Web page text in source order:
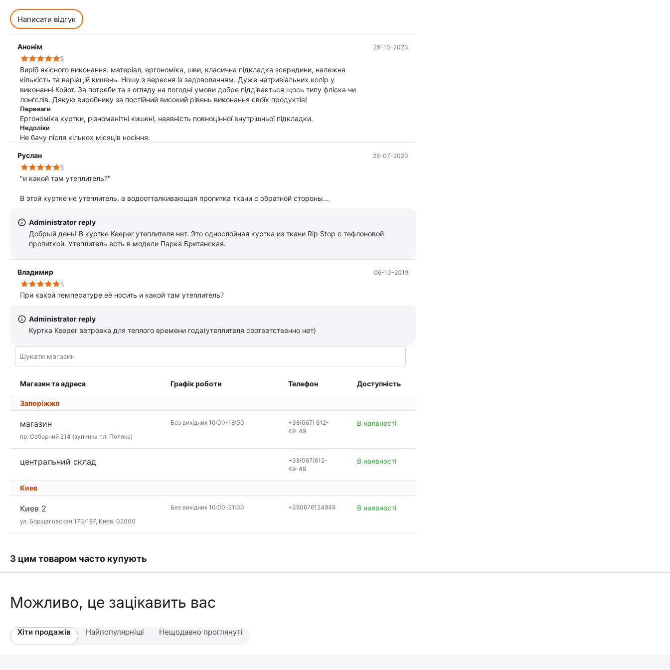
Написати відгук
Анонім
29-10-2023
5
Виріб якісного виконання: матеріал, ергономіка, шви, класична підкладка зсередини, належна
кількість та варіацій кишень. Ношу з вересня із задоволенням. Дуже нетривіальних колір у
виконанні Койот. За потреби та з огляду на погодні умови добре піддівається щось типу фліска чи
лонгслів. Дякую виробнику за постійний високий рівень виконання своїх продуктів!
Переваги
Ергономіка куртки, різноманітні кишені, наявність повноцінної внутрішньої підкладки.
Недоліки
Не бачу після кількох місяців носіння.
Руслан
28-07-2020
5
"и какой там утеплитель?"
В этой куртке не утеплитель, а водоотталкивающая пропитка ткани с обратной стороны...
Administrator reply
Добрый день! В куртке Keeper утеплителя нет. Это однослойная куртка из ткани Rip Stop с тефлоновой
пропиткой. Утеплитель есть в модели Парка Британская.
Владимир
06-10-2019
5
При какой температуре её носить и какой там утеплитель?
Administrator reply
Куртка Keeper ветровка для теплого времени года(утеплителя соответственно нет)
Магазин та адреса Графік роботи Телефон Доступність
Запоріжжя
магазин
пр. Соборний 214 (зупинка пл. Поляка)
Без вихідних 10:00-18:00
+38(067) 612-
49-49
В наявності
центральний склад
+38(067)612-
49-49
В наявності
Киев
Киев 2
ул. Борщаговская 173/187, Киев, 02000
Без вихідних 10:00-21:00 +380676124949 В наявності
З цим товаром часто купують
Можливо, це зацікавить вас
Хіти продажів Найпопулярніші Нещодавно проглянуті